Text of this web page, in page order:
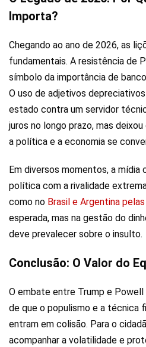
Importa?
Chegando ao ano de 2026, as
fundamentais. A resistência de
símbolo da importância de
O uso de adjetivos
estado contra um servidor
juros no longo prazo, mas
a política e a economia se
Em diversos momentos, a mídia
política com a rivalidade
como no Brasil e Argentina
esperada, mas na gestão do
deve prevalecer sobre o insulto.
Conclusão: O Valor do
O embate entre Trump e
de que o populismo e a técnica
entram em colisão. Para o
acompanhar a volatilidade e